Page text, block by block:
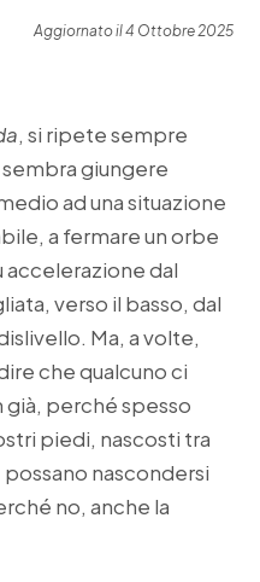
Aggiornato il 4 Ottobre 2025
, si ripete sempre
giungere
ad una situazione
a fermare un orbe
accelerazione dal
verso il basso, dal
Ma, a volte,
che qualcuno ci
già, perché spesso
piedi, nascosti tra
nascondersi
no, anche la